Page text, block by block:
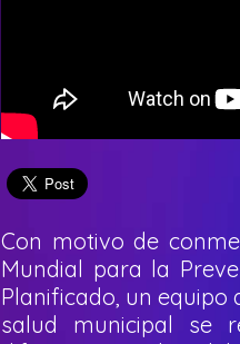
Con motivo de
Mundial para la
Planificado, un
salud municipal se